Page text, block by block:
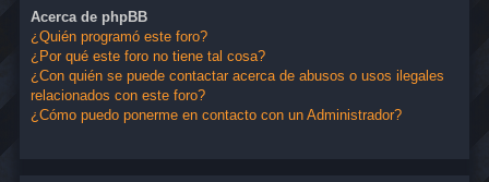
Acerca de phpBB
¿Quién programó este foro?
¿Por qué este foro no tiene tal cosa?
¿Con quién se puede contactar acerca de abusos o usos ilegales
relacionados con este foro?
¿Cómo puedo ponerme en contacto con un Administrador?